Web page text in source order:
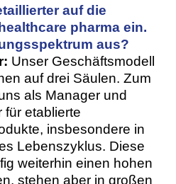
auf die
pharma ein.
aus?
Unser Geschäftsmodell
auf drei Säulen. Zum
als Manager und
für etablierte
insbesondere in
Lebenszyklus. Diese
weiterhin einen hohen
stehen aber in großen